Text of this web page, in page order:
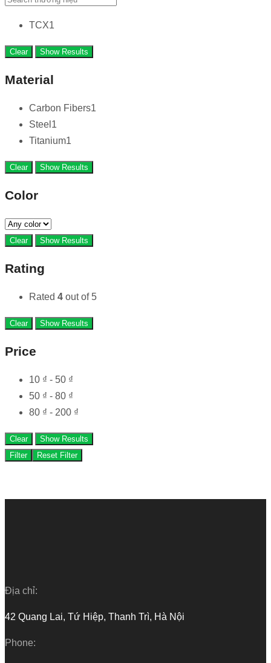
TCX1
Clear Show Results
Material
Carbon Fibers1
Steel 1
Titanium1
Clear Show Results
Color
Clear Show Results
Rating
Rated 4 out of 5
Clear Show Results
Price
10 ₫ - 50 ₫
50 ₫ - 80 ₫
80 ₫ - 200 ₫
Clear
Show Results
Filter
Reset Filter
Địa chỉ:
42 Quang Lai, Tứ Hiệp, Thanh Trì, Hà Nội
Phone: